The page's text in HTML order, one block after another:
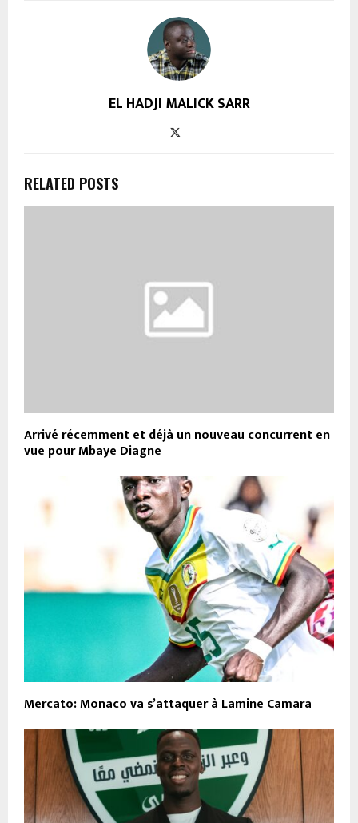
EL HADJI MALICK SARR
RELATED POSTS
Arrivé récemment et déjà un nouveau concurrent en
vue pour Mbaye Diagne
Mercato: Monaco va s’attaquer à Lamine Camara